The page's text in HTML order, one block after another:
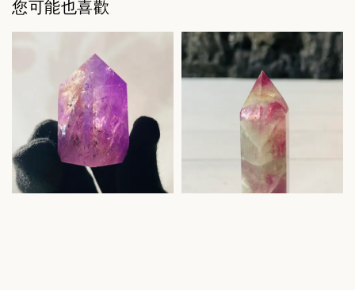
您可能也喜歡